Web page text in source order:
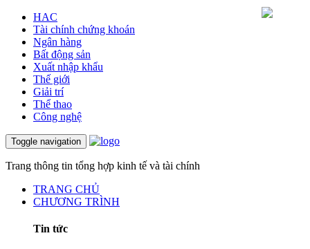
HAC
Tài chính chứng khoán
Ngân hàng
Bất động sản
Xuất nhập khẩu
Thế giới
Giải trí
Thể thao
Công nghệ
Toggle navigation
Trang thông tin tổng hợp kinh tế và tài chính
TRANG CHỦ
CHƯƠNG TRÌNH
Tin tức